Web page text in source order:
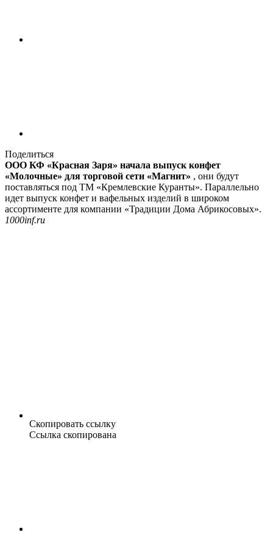
Поделиться
ООО КФ «Красная Заря» начала выпуск конфет
«Молочные» для торговой сети «Магнит» , они будут
поставляться под ТМ «Кремлевские Куранты». Параллельно
идет выпуск конфет и вафельных изделий в широком
ассортименте для компании «Традиции Дома Абрикосовых».
1000inf.ru
Скопировать ссылку
Ссылка скопирована